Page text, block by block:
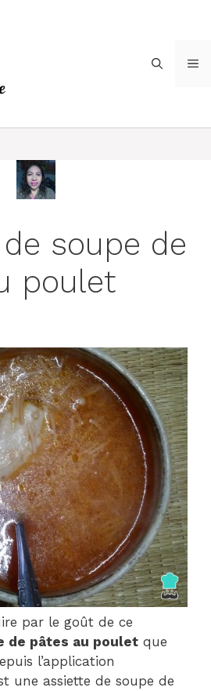
soupe de
poulet
par le goût de ce
de pâtes au poulet que
l’application
une assiette de soupe de